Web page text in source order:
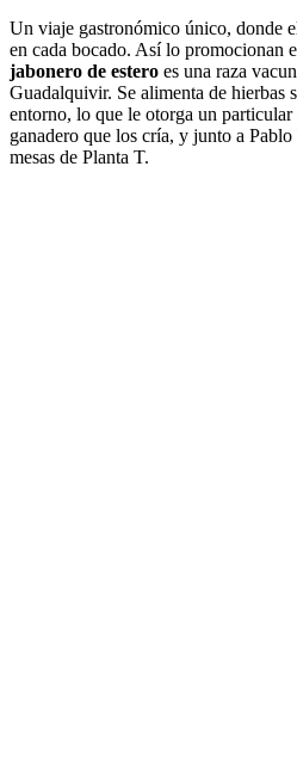
Un viaje gastronómico único, donde
en cada bocado. Así lo promocionan
jabonero de estero es una raza
Guadalquivir. Se alimenta de hierbas
entorno, lo que le otorga un
ganadero que los cría, y junto a
mesas de Planta T.